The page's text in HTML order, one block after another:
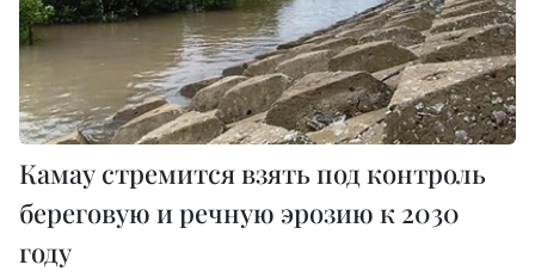
Камау стремится взять под контроль
береговую и речную эрозию к 2030
году